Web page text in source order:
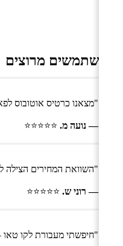
משתמשים מרוצים
"מצאנו כרטיס אוטובוס
— נועה מ. ⭐⭐⭐⭐⭐
"השוואת המחירים הצילה לנו 30%. ממש
— רוני ש. ⭐⭐⭐⭐⭐
"חיפשתי מעבורת לקו טאו